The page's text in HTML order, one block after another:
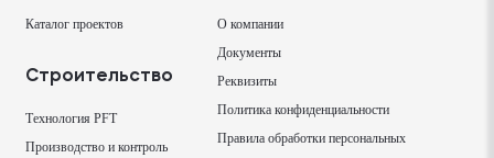
Каталог проектов
Строительство
Технология PFT
Производство и контроль
О компании
Документы
Реквизиты
Политика конфиденциальности
Правила обработки персональных